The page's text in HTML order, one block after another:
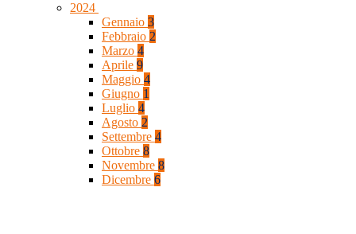
2024
Gennaio 3
Febbraio 2
Marzo 4
Aprile 9
Maggio 4
Giugno 1
Luglio 4
Agosto 2
Settembre 4
Ottobre 8
Novembre 8
Dicembre 6